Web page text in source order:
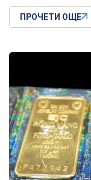
ПРОЧЕТИ ОЩЕ